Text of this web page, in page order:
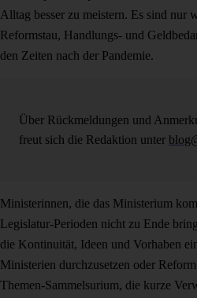
Alltag besser zu meistern. Es sind nur
Reformstau, Handlungs- und
den Zeiten nach der Pandemie.
Über Rückmeldungen und
freut sich die Redaktion unter
Ministerinnen, die das Ministerium
Legislatur-Perioden nicht zu Ende
die Kontinuität, Ideen und Vorhaben
Ministerien durchzusetzen oder
Themen-Sammelsurium, die kurze